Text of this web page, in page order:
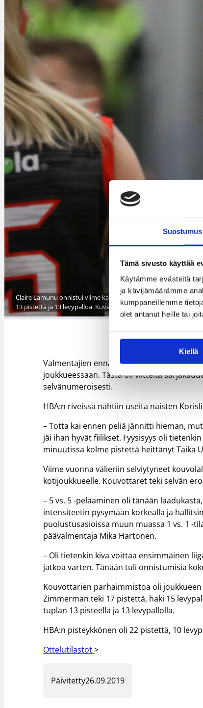
Suostumus
Tämä sivusto käyttää
Käytämme evästeitä
ja kävijämäärämme
kumppaneillemme
olet antanut heille tai
Kiellä
Claire Lamunu onnistui viime kaudella 37 ottelussa
13 pistettä ja 13 levypalloa. Kuva: Ville Vuorinen
Valmentajien ennakkoveikkailuissa
joukkueessaan. Tästä oli viitteitä
selvänumeroisesti.
HBA:n riveissä nähtiin useita naisten
– Totta kai ennen peliä jännitti hieman,
jäi ihan hyvät fiilikset. Fyysisyys oli
minuutissa kolme pistettä heittänyt Taika
Viime vuonna välieriin selviytyneet
kotijoukkueelle. Kouvottaret teki selvän
– 5 vs. 5 -pelaaminen oli tänään
intensiteetin pysymään korkealla ja
puolustusasioissa muun muassa 1 vs. 1 -
päävalmentaja Mika Hartonen.
– Oli tietenkin kiva voittaa ensimmäinen
jatkoa varten. Tänään tuli onnistumisia
Kouvottarien parhaimmistoa oli
Zimmerman teki 17 pistettä, haki 15
tuplan 13 pisteellä ja 13 levypallolla.
HBA:n pisteykkönen oli 22 pistettä, 10
Ottelutilastot>
Päivitetty26.09.2019